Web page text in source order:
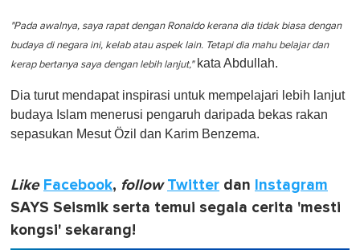
"Pada awalnya, saya rapat dengan Ronaldo kerana dia tidak biasa dengan
budaya di negara ini, kelab atau aspek lain. Tetapi dia mahu belajar dan
kerap bertanya saya dengan lebih lanjut,"kata Abdullah.
Dia turut mendapat inspirasi untuk mempelajari lebih lanjut
budaya Islam menerusi pengaruh daripada bekas rakan
sepasukan Mesut Özil dan Karim Benzema.
Like Facebook, follow Twitter dan Instagram
SAYS Seismik serta temui segala cerita 'mesti
kongsi' sekarang!